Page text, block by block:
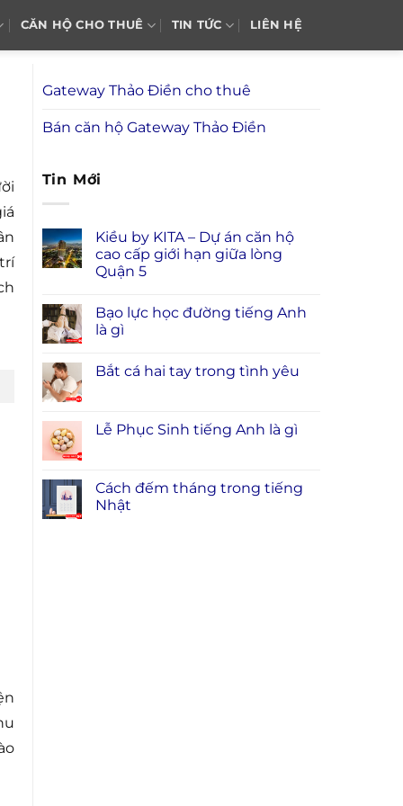
CĂN HỘ CHO THUÊ TIN TỨC LIÊN HỆ
Gateway Thảo Điền cho thuê
Bán căn hộ Gateway Thảo Điền
Tin Mới
Kiều by KITA – Dự án căn hộ
cao cấp giới hạn giữa lòng
Quận 5
Bạo lực học đường tiếng Anh
là gì
Bắt cá hai tay trong tình yêu
Lễ Phục Sinh tiếng Anh là gì
Cách đếm tháng trong tiếng
Nhật